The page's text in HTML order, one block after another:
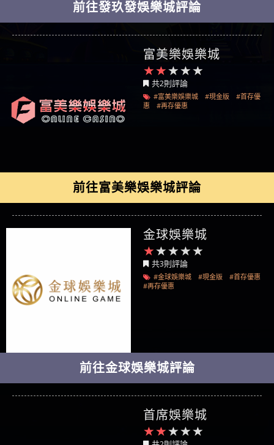
前往發玖發娛樂城評論
富美樂娛樂城
共2則評論
#富美樂娛樂城 #現金版
#首存優
惠
#再存優惠
前往富美樂娛樂城評論
金球娛樂城
共3則評論
#金球娛樂城 #現金版
#首存優惠
#再存優惠
前往金球娛樂城評論
首席娛樂城